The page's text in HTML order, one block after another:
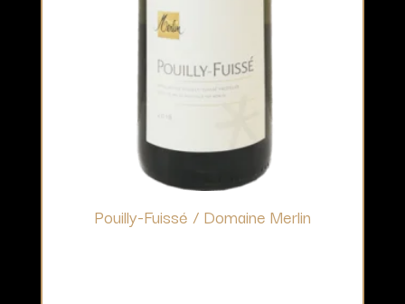
Pouilly-Fuissé / Domaine Merlin